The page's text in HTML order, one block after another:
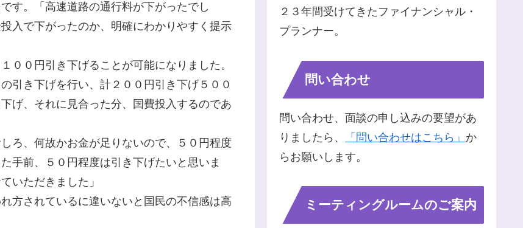
す。「高速道路の通行料が下がったでし
入で下がったのか、明確にわかりやすく提示
０円引き下げることが可能になりました。
引き下げを行い、計２００円引き下げ５００
げ、それに見合った分、国費投入するのであ
ろ、何故かお金が足りないので、５０円程度
手前、５０円程度は引き下げたいと思いま
いただきました」
方されているに違いないと国民の不信感は高
２３年間受けてきたファイナンシャル・
プランナー。
問い合わせ
問い合わせ、面談の申し込みの要望があ
りましたら、
「問い合わせはこちら」 か
らお願いします。
ミーティングルームのご案内